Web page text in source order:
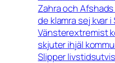
Zahra och
de klamra sej kvar i
Vänsterextremist
skjuter ihjäl
Slipper